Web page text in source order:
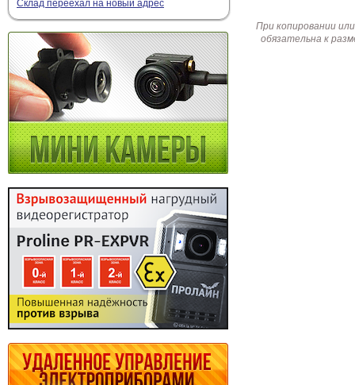
Склад переехал на новый адрес
При копировании
обязательна к